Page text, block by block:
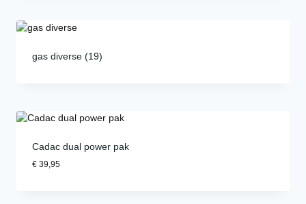
gas diverse (19)
Cadac dual power pak
€ 39,95